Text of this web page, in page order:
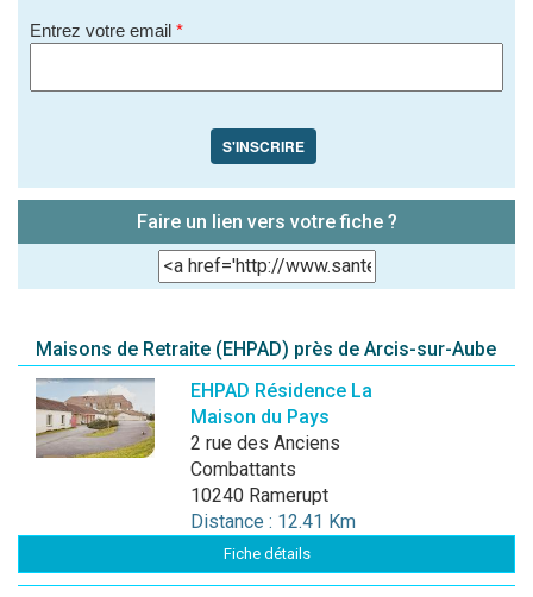
Entrez votre email *
S'INSCRIRE
Faire un lien vers votre fiche ?
Maisons de Retraite (EHPAD) près de Arcis-sur-Aube
EHPAD Résidence La
Maison du Pays
2 rue des Anciens
Combattants
10240 Ramerupt
Distance : 12.41 Km
Fiche détails